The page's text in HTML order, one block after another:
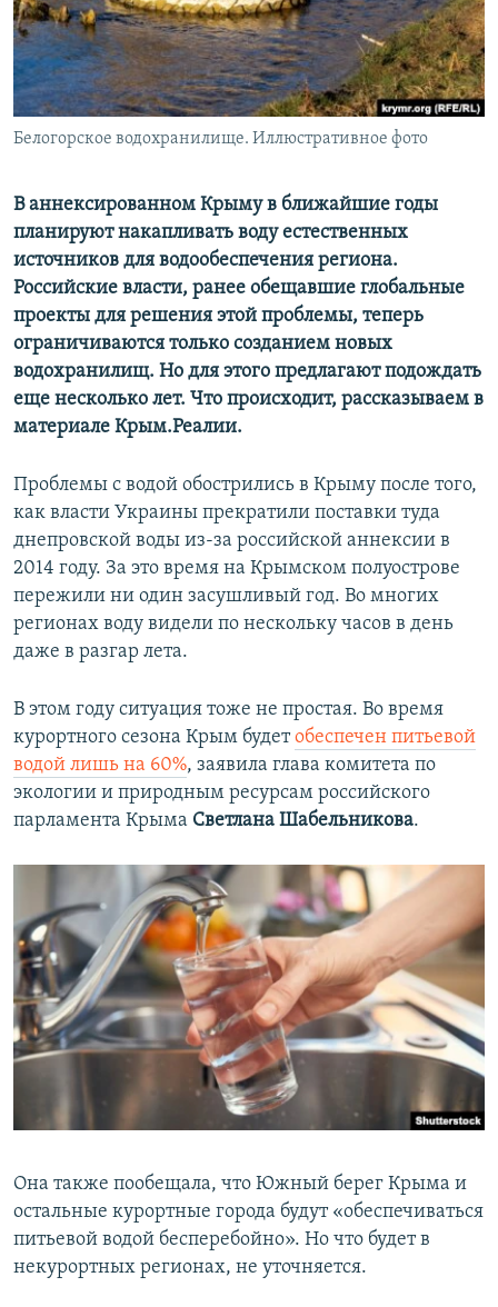
ПОБЕДИТЕЛЕЙ НЕ СУДЯТ?
КРЫМ.НЕПОКОРЕННЫЙ
ELIFBE
УКРАИНСКАЯ ПРОБЛЕМА КРЫМА
ПРИСОЕДИНЯЙТЕСЬ!
Белогорское водохранилище. Иллюстративное фото
В аннексированном Крыму в ближайшие годы
планируют накапливать воду естественных
источников для водообеспечения региона.
Российские власти, ранее обещавшие глобальные
проекты для решения этой проблемы, теперь
ограничиваются только созданием новых
водохранилищ. Но для этого предлагают подождать
еще несколько лет. Что происходит, рассказываем в
материале Крым.Реалии.
Проблемы с водой обострились в Крыму после того,
как власти Украины прекратили поставки туда
днепровской воды из-за российской аннексии в
2014 году. За это время на Крымском полуострове
пережили ни один засушливый год. Во многих
регионах воду видели по нескольку часов в день
даже в разгар лета.
В этом году ситуация тоже не простая. Во время
курортного сезона Крым будетобеспечен питьевой
водой лишь на 60%, заявила глава комитета по
экологии и природным ресурсам российского
парламента Крыма Светлана Шабельникова.
Она также пообещала, что Южный берег Крыма и
остальные курортные города будут «обеспечиваться
питьевой водой бесперебойно». Но что будет в
некурортных регионах, не уточняется.